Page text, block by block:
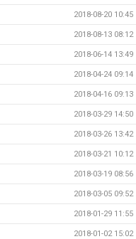
2018-08-20 10:45
2018-08-13 08:12
2018-06-14 13:49
2018-04-24 09:14
2018-04-16 09:13
2018-03-29 14:50
2018-03-26 13:42
2018-03-21 10:12
2018-03-19 08:56
2018-03-05 09:52
2018-01-29 11:55
2018-01-02 15:02